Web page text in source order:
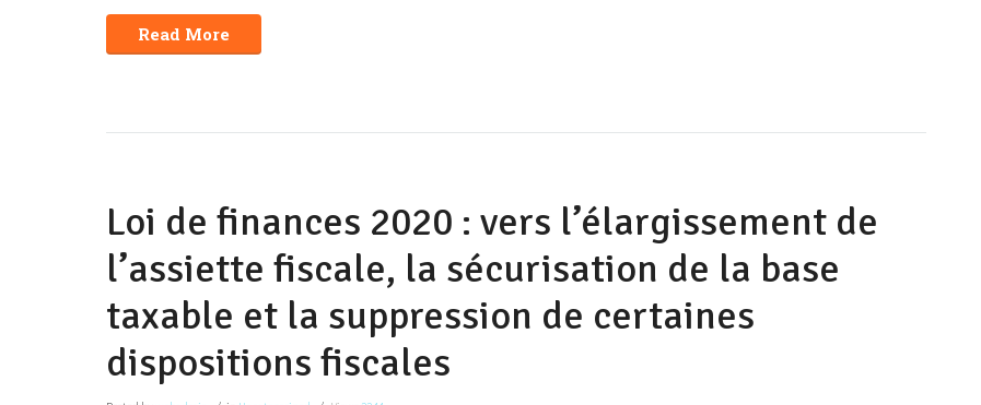
Read More
Loi de finances 2020 : vers l’élargissement de
l’assiette fiscale, la sécurisation de la base
taxable et la suppression de certaines
dispositions fiscales